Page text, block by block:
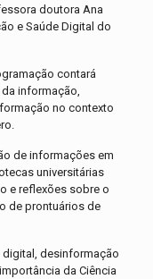
doutora Ana
e Saúde Digital do
contará
informação,
no contexto
de informações em
universitárias
e reflexões sobre o
de prontuários de
digital, desinformação
da Ciência